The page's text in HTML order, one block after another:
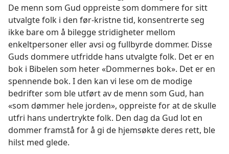
De menn som Gud oppreiste som dommere for sitt
utvalgte folk i den før-kristne tid, konsentrerte seg
ikke bare om å bilegge stridigheter mellom
enkeltpersoner eller avsi og fullbyrde dommer. Disse
Guds dommere utfridde hans utvalgte folk. Det er en
bok i Bibelen som heter «Dommernes bok». Det er en
spennende bok. I den kan vi lese om de modige
bedrifter som ble utført av de menn som Gud, han
«som dømmer hele jorden», oppreiste for at de skulle
utfri hans undertrykte folk. Den dag da Gud lot en
dommer framstå for å gi de hjemsøkte deres rett, ble
hilst med glede.